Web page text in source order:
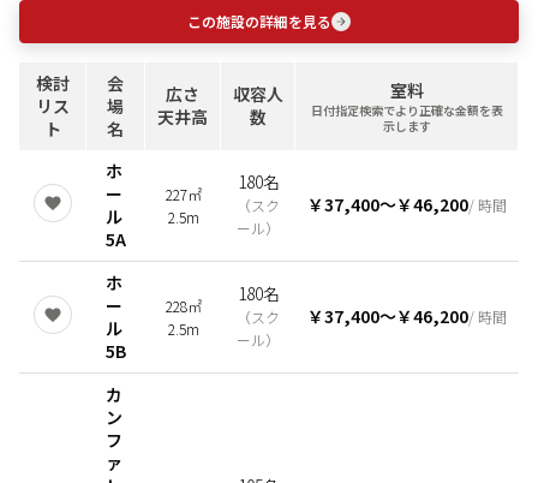
この施設の詳細を見る
検討
リス
ト
会
場
名
広さ
天井高
収容人
数
室料
日付指定検索でより正確な金額を表
示します
ホ
ー
ル
5A
227㎡
2.5m
180名
（スク
ール）
￥37,400〜￥46,200/ 時間
ホ
ー
ル
5B
228㎡
2.5m
180名
（スク
ール）
￥37,400〜￥46,200/ 時間
カ
ン
フ
ァ